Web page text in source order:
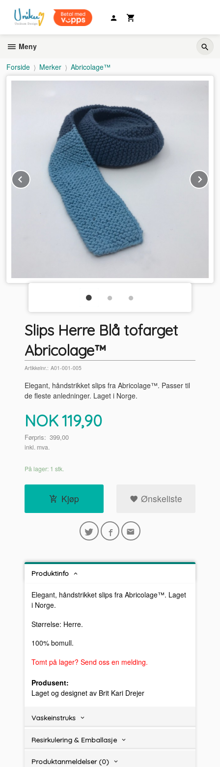
innholdet
Meny
Forside Merker Abricolage™
Prev
Slips Herre Blå tofarget
Abricolage™
Artikkelnr.: A01-001-005
Elegant, håndstrikket slips fra Abricolage™. Passer til
de fleste anledninger. Laget i Norge.
Tilbud
NOK119,90
Førpris: 399,00
inkl. mva.
På lager: 1 stk.
Kjøp Ønskeliste
Produktinfo
Elegant, håndstrikket slips fra Abricolage™. Laget
i Norge.
Størrelse: Herre.
100% bomull.
Tomt på lager? Send oss en melding.
Produsent:
Laget og designet av Brit Kari Drejer
Vaskeinstruks
Resirkulering & Emballasje
Produktanmeldelser (0)